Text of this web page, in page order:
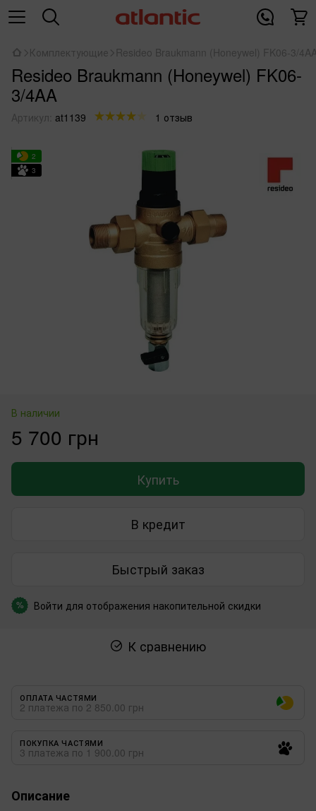
Комплектующие Resideo Braukmann (Honeywel) FK06-3/
Resideo Braukmann (Honeywel) FK06-
3/4AA
Артикул: at1139 1 отзыв
2
3
В наличии
5 700 грн
Купить
В кредит
Быстрый заказ
% Войти для отображения накопительной скидки
К сравнению
ОПЛАТА ЧАСТЯМИ
2 платежа по 2 850.00 грн
ПОКУПКА ЧАСТЯМИ
3 платежа по 1 900.00 грн
Описание